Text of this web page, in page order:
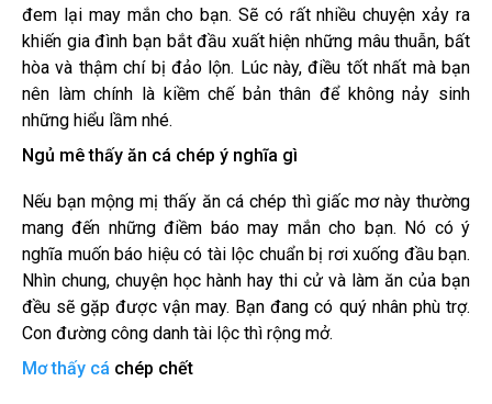
đem lại may mắn cho bạn. Sẽ có rất nhiều chuyện xảy ra
khiến gia đình bạn bắt đầu xuất hiện những mâu thuẫn, bất
hòa và thậm chí bị đảo lộn. Lúc này, điều tốt nhất mà bạn
nên làm chính là kiềm chế bản thân để không nảy sinh
những hiểu lầm nhé.
Ngủ mê thấy ăn cá chép ý nghĩa gì
Nếu bạn mộng mị thấy ăn cá chép thì giấc mơ này thường
mang đến những điềm báo may mắn cho bạn. Nó có ý
nghĩa muốn báo hiệu có tài lộc chuẩn bị rơi xuống đầu bạn.
Nhìn chung, chuyện học hành hay thi cử và làm ăn của bạn
đều sẽ gặp được vận may. Bạn đang có quý nhân phù trợ.
Con đường công danh tài lộc thì rộng mở.
Mơ thấy cá chép chết